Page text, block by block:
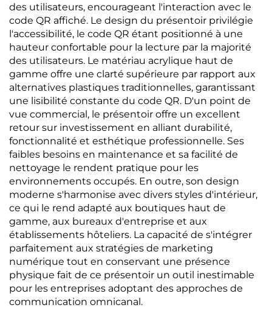
des utilisateurs, encourageant l'interaction avec le
code QR affiché. Le design du présentoir privilégie
l'accessibilité, le code QR étant positionné à une
hauteur confortable pour la lecture par la majorité
des utilisateurs. Le matériau acrylique haut de
gamme offre une clarté supérieure par rapport aux
alternatives plastiques traditionnelles, garantissant
une lisibilité constante du code QR. D'un point de
vue commercial, le présentoir offre un excellent
retour sur investissement en alliant durabilité,
fonctionnalité et esthétique professionnelle. Ses
faibles besoins en maintenance et sa facilité de
nettoyage le rendent pratique pour les
environnements occupés. En outre, son design
moderne s'harmonise avec divers styles d'intérieur,
ce qui le rend adapté aux boutiques haut de
gamme, aux bureaux d'entreprise et aux
établissements hôteliers. La capacité de s'intégrer
parfaitement aux stratégies de marketing
numérique tout en conservant une présence
physique fait de ce présentoir un outil inestimable
pour les entreprises adoptant des approches de
communication omnicanal.